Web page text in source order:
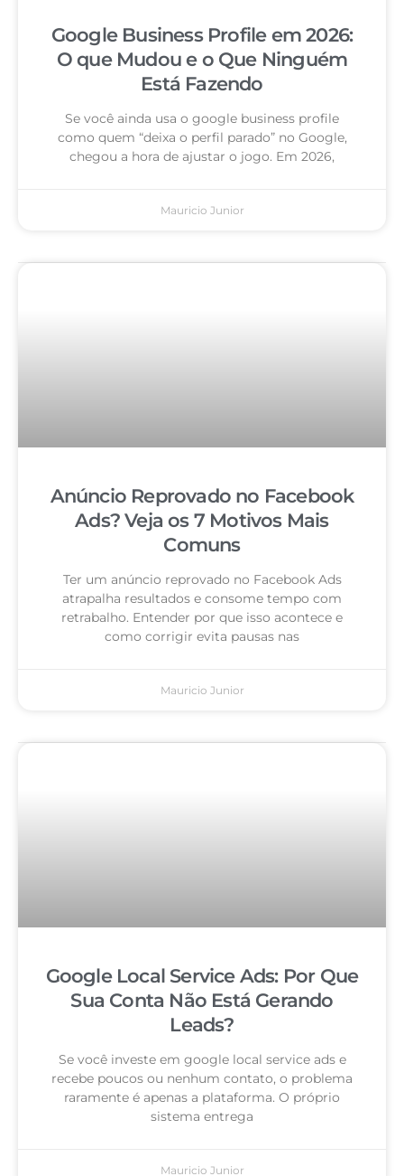
Google Business Profile em 2026:
O que Mudou e o Que Ninguém
Está Fazendo
Se você ainda usa o google business profile
como quem “deixa o perfil parado” no Google,
chegou a hora de ajustar o jogo. Em 2026,
Mauricio Junior
Anúncio Reprovado no Facebook
Ads? Veja os 7 Motivos Mais
Comuns
Ter um anúncio reprovado no Facebook Ads
atrapalha resultados e consome tempo com
retrabalho. Entender por que isso acontece e
como corrigir evita pausas nas
Mauricio Junior
Google Local Service Ads: Por Que
Sua Conta Não Está Gerando
Leads?
Se você investe em google local service ads e
recebe poucos ou nenhum contato, o problema
raramente é apenas a plataforma. O próprio
sistema entrega
Mauricio Junior